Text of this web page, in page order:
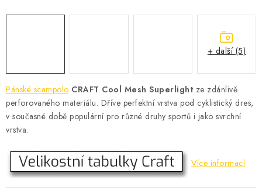
MEGA SLEVY
NOVINKY
NOVINKY INOV-8
Pánské scampolo CRAFT Cool Mesh Superlight ze zdánlivě
perforovaného materiálu. Dříve perfektní vrstva pod cyklistický dres,
v současné době populární pro různé druhy sportů i jako svrchní
vrstva.
Více informací
+ další (5)